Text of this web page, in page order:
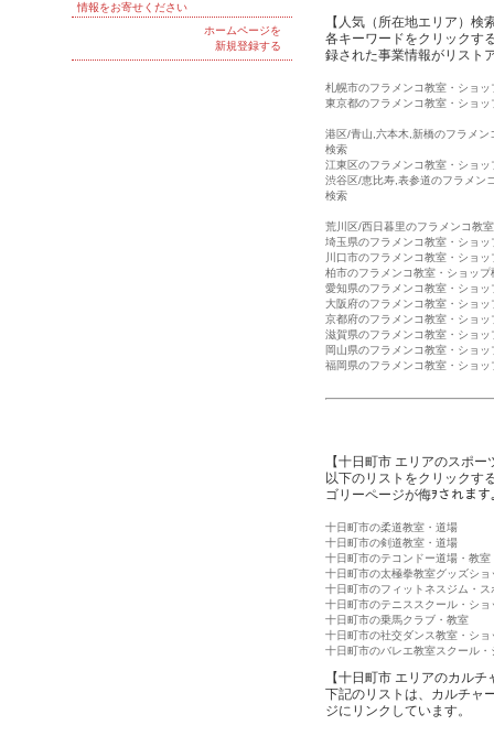
【人気（所在地エリア）検
各キーワードをクリックす
録された事業情報がリスト
札幌市のフラメンコ教室・ショッ
東京都のフラメンコ教室・ショッ
港区/青山,六本木,新橋のフラメン
検索
江東区のフラメンコ教室・ショッ
渋谷区/恵比寿,表参道のフラメン
検索
荒川区/西日暮里のフラメンコ教
埼玉県のフラメンコ教室・ショッ
川口市のフラメンコ教室・ショッ
柏市のフラメンコ教室・ショップ
愛知県のフラメンコ教室・ショッ
大阪府のフラメンコ教室・ショッ
京都府のフラメンコ教室・ショッ
滋賀県のフラメンコ教室・ショッ
岡山県のフラメンコ教室・ショッ
福岡県のフラメンコ教室・ショッ
【十日町市 エリアのスポ
以下のリストをクリックす
ゴリーページが侮ｦされます
十日町市の柔道教室・道場
十日町市の剣道教室・道場
十日町市のテコンドー道場・教室
十日町市の太極拳教室グッズショ
十日町市のフィットネスジム・ス
十日町市のテニススクール・ショ
十日町市の乗馬クラブ・教室
十日町市の社交ダンス教室・ショ
十日町市のバレエ教室スクール・
【十日町市 エリアのカル
下記のリストは、カルチャ
ジにリンクしています。
情報をお寄せください
ホームページを
新規登録する